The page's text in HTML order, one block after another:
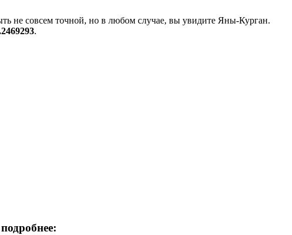
не совсем точной, но в любом случае, вы увидите Яны-Курган.
.